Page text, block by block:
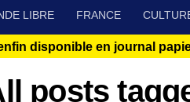
LIBRE FRANCE
disponible en journal
posts